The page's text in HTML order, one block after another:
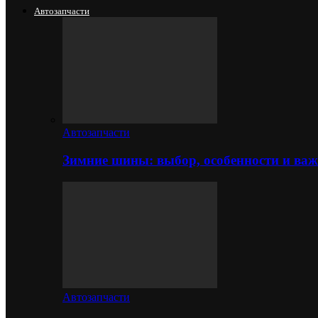
Автозапчасти
Автозапчасти
Зимние шины: выбор, особенности и
Автозапчасти